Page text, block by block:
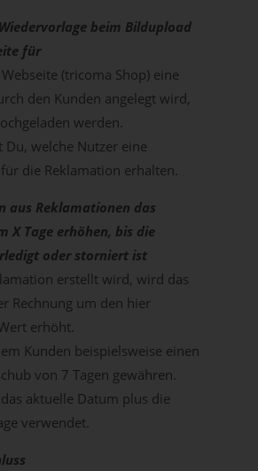
beim Bildupload
für
(tricoma Shop) eine
den Kunden angelegt wird,
werden.
Du, welche Nutzer eine
die Reklamation erhalten.
aus Reklamationen das
X Tage erhöhen, bis die
oder storniert ist
erstellt wird, wird das
Rechnung um den hier
erhöht.
Kunden beispielsweise einen
von 7 Tagen gewähren.
aktuelle Datum plus die
verwendet.